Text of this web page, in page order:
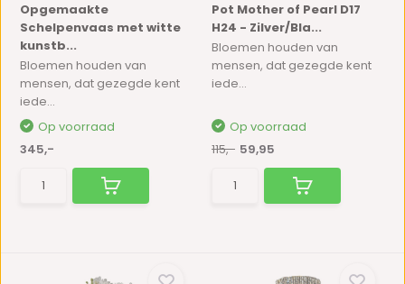
Opgemaakte
Schelpenvaas met witte
kunstb...
Bloemen houden van
mensen, dat gezegde kent
iede...
Op voorraad
345,-
Pot Mother of Pearl D17
H24 - Zilver/Bla...
Bloemen houden van
mensen, dat gezegde kent
iede...
Op voorraad
115,- 59,95